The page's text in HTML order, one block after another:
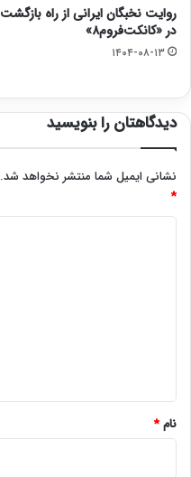
روایت نخبگان ایرانی از راه بازگشت
در «کانکت‌فروم۸»
۱۴۰۴-۰۸-۱۳
دیدگاهتان را بنویسید
نشانی ایمیل شما منتشر نخواهد شد.
*
نام*